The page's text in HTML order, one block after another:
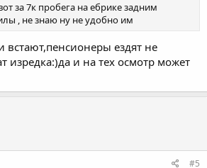
за 7к пробега на ебрике задним
, не знаю ну не удобно им
встают,пенсионеры ездят не
изредка:)да и на тех осмотр может
#5